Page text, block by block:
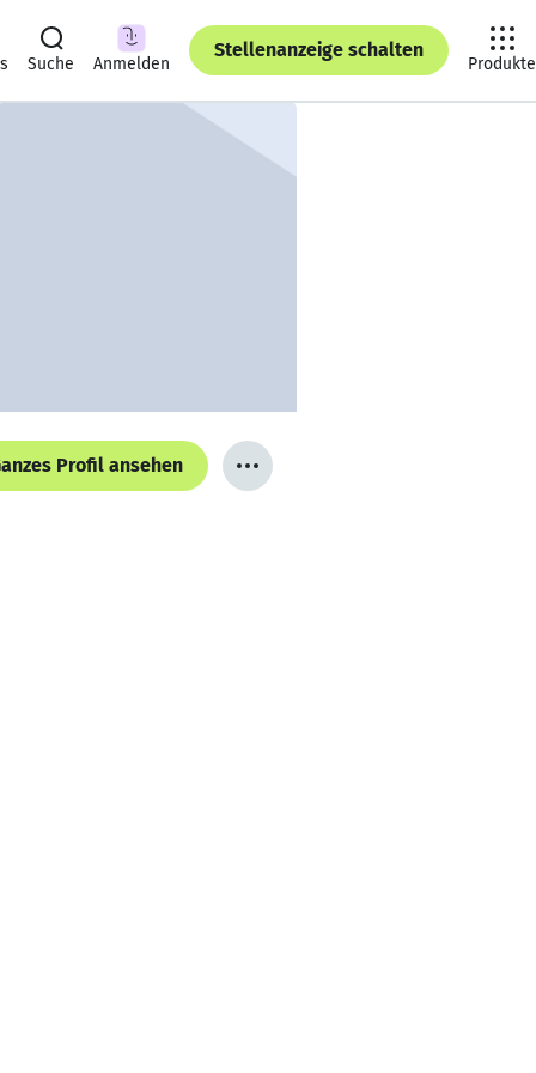
Suche Anmelden
Stellenanzeige schalten
Produkte
Profil ansehen